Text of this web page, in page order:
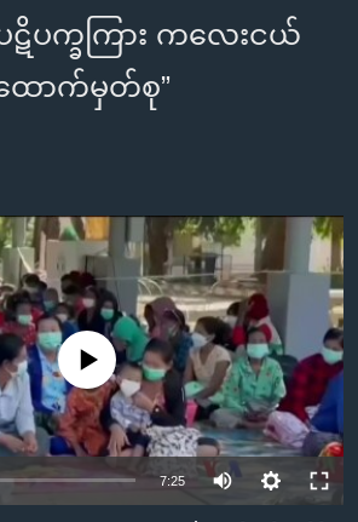
အလွန်
ာ
ာ
စာ
က်အလက်များ
း
ပဋိပက္ခကြား ကလေးငယ်
ထောက်မှတ်စု”
source currently available
7:25